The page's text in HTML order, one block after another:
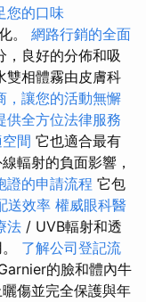
您的口味
。 網路行銷的全面
，良好的分佈和吸
雙相體霧由皮膚科
，讓您的活動無懈
供全方位法律服務
間 它也適合最有
輻射的負面影響，
證的申請流程 它包
送效率 權威眼科醫
法 / UVB輻射和透
了解公司登記流
的臉和體內牛
傷並完全保護與年